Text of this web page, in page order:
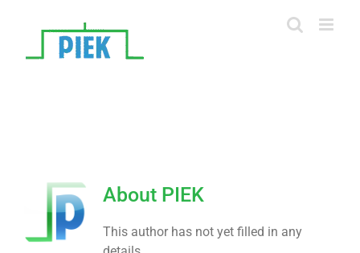
About PIEK
This author has not yet filled in any